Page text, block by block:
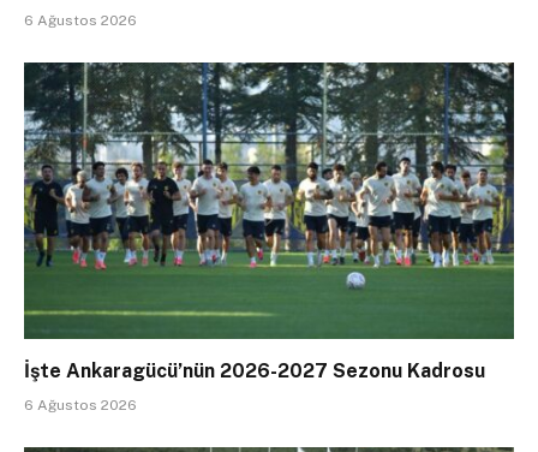
6 Ağustos 2026
İşte Ankaragücü’nün 2026-2027 Sezonu Kadrosu
6 Ağustos 2026